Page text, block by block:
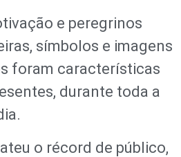
e peregrinos
símbolos e imagens
foram características
durante toda a
o récord de público,